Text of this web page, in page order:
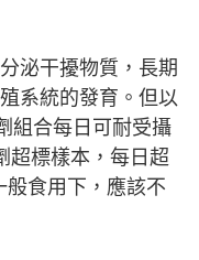
泌干擾物質，長期
系統的發育。但以
組合每日可耐受攝
超標樣本，每日超
食用下，應該不